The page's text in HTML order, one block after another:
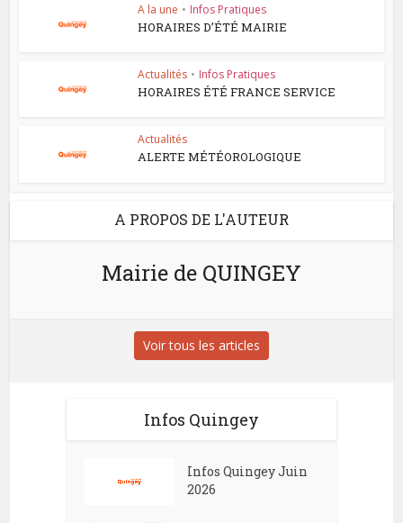
A la une • Infos Pratiques
HORAIRES D’ÉTÉ MAIRIE
Actualités • Infos Pratiques
HORAIRES ÉTÉ FRANCE SERVICE
Actualités
ALERTE MÉTÉOROLOGIQUE
A PROPOS DE L'AUTEUR
Mairie de QUINGEY
Voir tous les articles
Infos Quingey
Infos Quingey Juin
2026